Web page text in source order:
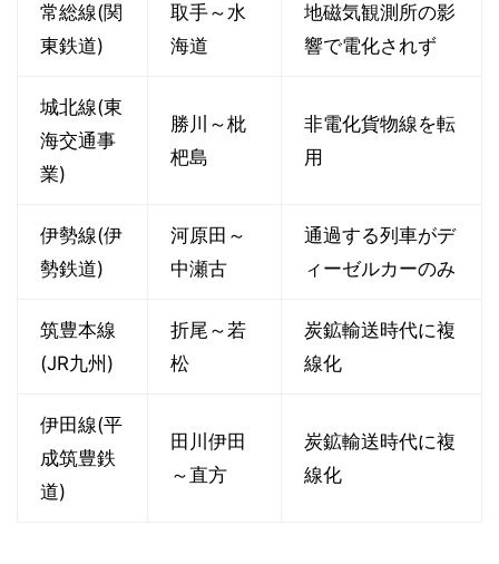
常総線(関
東鉄道)
取手～水
海道
地磁気観測所の影
響で電化されず
城北線(東
海交通事
業)
勝川～枇
杷島
非電化貨物線を転
用
伊勢線(伊
勢鉄道)
河原田～
中瀬古
通過する列車がデ
ィーゼルカーのみ
筑豊本線
(JR九州)
折尾～若
松
炭鉱輸送時代に複
線化
伊田線(平
成筑豊鉄
道)
田川伊田
～直方
炭鉱輸送時代に複
線化